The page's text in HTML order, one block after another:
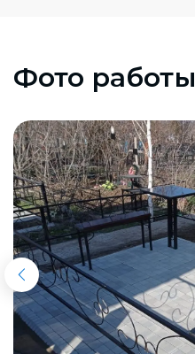
Фото работы